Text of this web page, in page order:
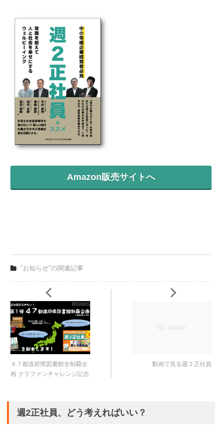
Amazon販売サイトへ
"お知らせ"の関連記事
４７都道府県図書館全制覇企
画 クラファンチャレンジ記念
動画で見る週２正社員
週2正社員、どう考えればいい？